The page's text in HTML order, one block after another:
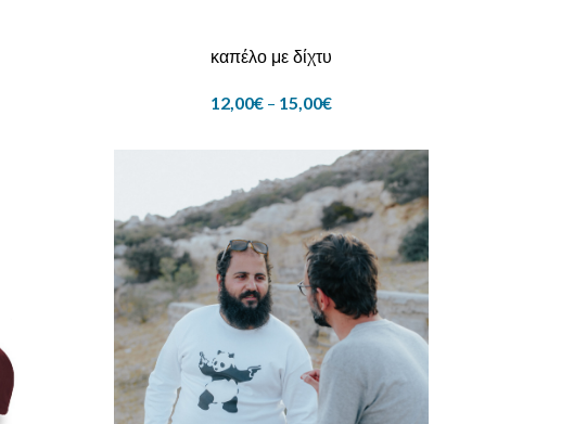
καπέλο με δίχτυ
12,00€ – 15,00€